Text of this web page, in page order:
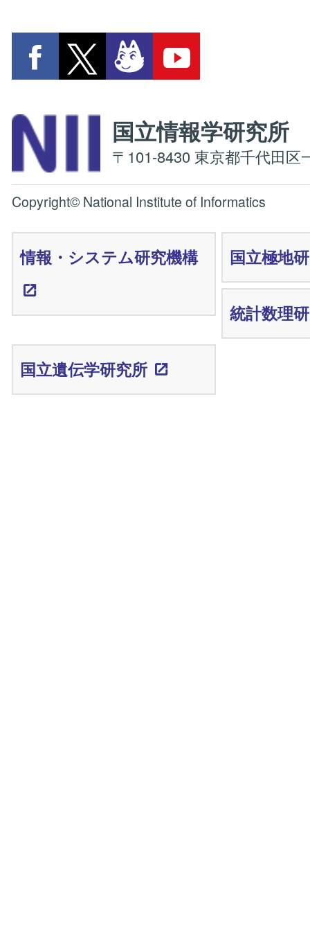
国立情報学研究
〒101-8430 東京都千代田区
Copyright© National Institute of Informatics
情報・システム研究機構 国立極地
統計数理
国立遺伝学研究所